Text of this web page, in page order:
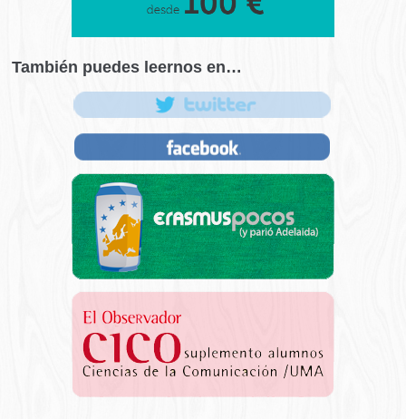
También puedes leernos en…